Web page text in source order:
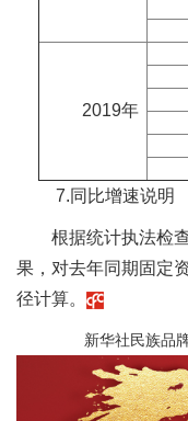
2019年
7.同比增速说明
根据统计执法检
果，对去年同期固定
径计算。
新华社民族品